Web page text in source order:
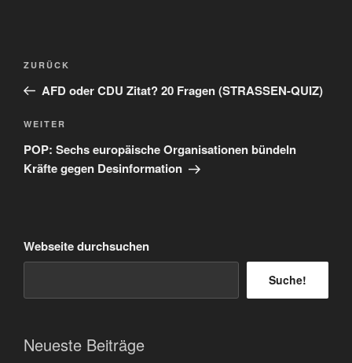
Beitragsnavigation
Vorheriger
Beitrag
ZURÜCK
AFD oder CDU Zitat? 20 Fragen (STRASSEN-QUIZ)
Nächster
Beitrag
WEITER
POP: Sechs europäische Organisationen bündeln
Kräfte gegen Desinformation
Webseite durchsuchen
Suche!
Neueste Beiträge